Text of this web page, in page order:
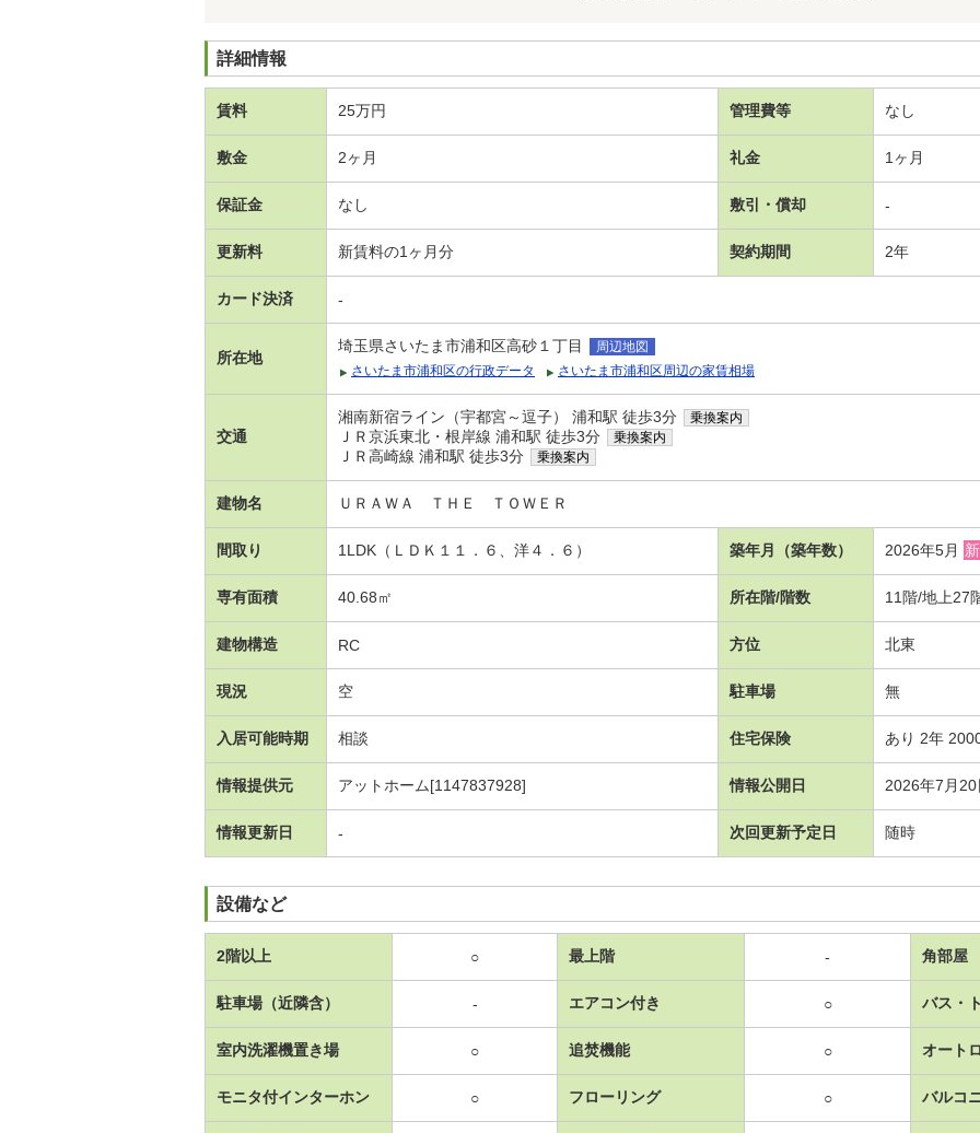
詳細情報
賃料 25万円 管理費等 なし
敷金 2ヶ月 礼金 1ヶ月
保証金 なし 敷引・償却 -
更新料 新賃料の1ヶ月分 契約期間 2年
カード決済 -
所在地
埼玉県さいたま市浦和区高砂１丁目
周辺地図
さいたま市浦和区の行政データ
さいたま市浦和区周辺の家賃相場
交通
湘南新宿ライン（宇都宮～逗子） 浦和駅 徒歩3分 乗換案内
ＪＲ京浜東北・根岸線 浦和駅 徒歩3分 乗換案内
ＪＲ高崎線 浦和駅 徒歩3分 乗換案内
建物名 ＵＲＡＷＡ ＴＨＥ ＴＯＷＥＲ
間取り 1LDK（ＬＤＫ１１．６、洋４．６） 築年月（築年数） 2026年5月
専有面積 40.68㎡ 所在階/階数 11階/地上27
建物構造 RC 方位 北東
現況 空 駐車場 無
入居可能時期 相談 住宅保険 あり 2年
情報提供元 アットホーム[1147837928] 情報公開日 2026年7月20
情報更新日 - 次回更新予定日 随時
設備など
2階以上 ○ 最上階 - 角部屋
駐車場（近隣含） - エアコン付き ○ バス・
室内洗濯機置き場 ○ 追焚機能 ○ オート
モニタ付インターホン ○ フローリング ○ バルコ